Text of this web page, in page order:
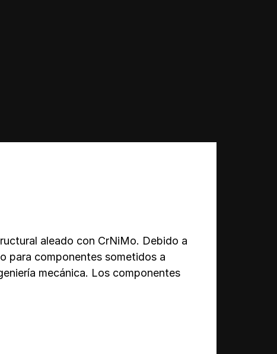
aleado con CrNiMo. Debido a
para componentes sometidos a
mecánica. Los componentes